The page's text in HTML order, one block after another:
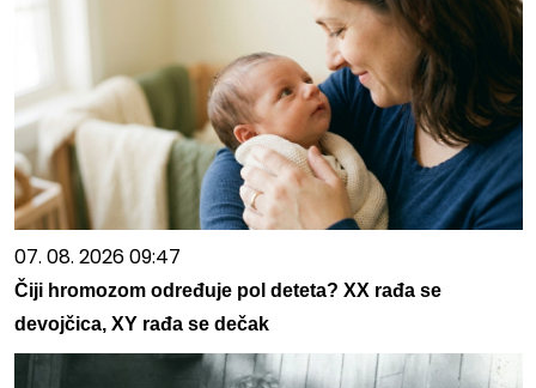
07. 08. 2026 09:47
Čiji hromozom određuje pol deteta? XX rađa se
devojčica, XY rađa se dečak